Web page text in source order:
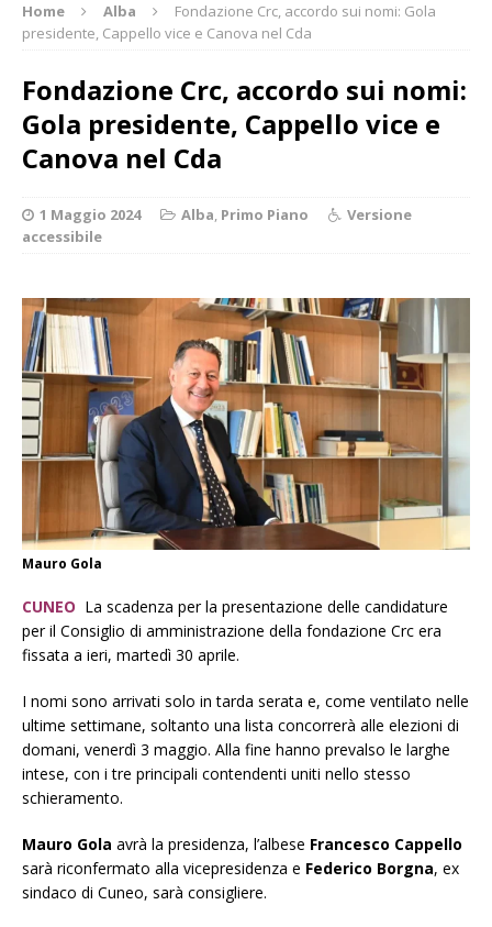
Home Alba
Fondazione Crc, accordo sui nomi: Gola
presidente, Cappello vice e Canova nel Cda
Fondazione Crc, accordo sui nomi:
Gola presidente, Cappello vice e
Canova nel Cda
1 Maggio 2024 Alba, Primo Piano
Versione
accessibile
Mauro Gola
CUNEO La scadenza per la presentazione delle candidature
per il Consiglio di amministrazione della fondazione Crc era
fissata a ieri, martedì 30 aprile.
I nomi sono arrivati solo in tarda serata e, come ventilato nelle
ultime settimane, soltanto una lista concorrerà alle elezioni di
domani, venerdì 3 maggio. Alla fine hanno prevalso le larghe
intese, con i tre principali contendenti uniti nello stesso
schieramento.
Mauro Gola avrà la presidenza, l’albese Francesco Cappello
sarà riconfermato alla vicepresidenza e Federico Borgna, ex
sindaco di Cuneo, sarà consigliere.